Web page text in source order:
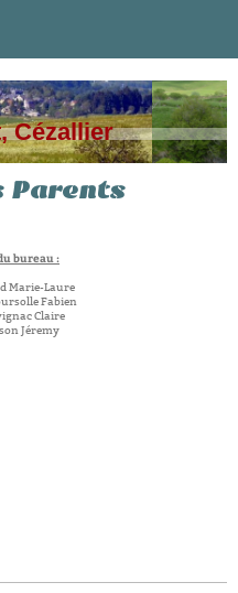
Cézallier
Parents
bureau :
Marie-Laure
Fabien
Claire
Jéremy